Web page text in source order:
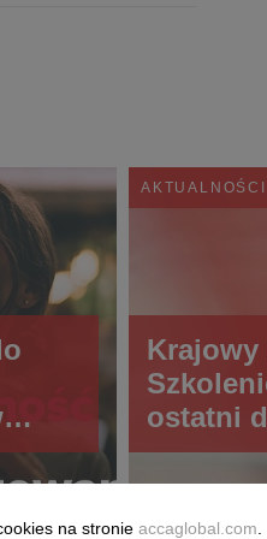
AKTUALNOŚCI
Krajowy
ostatni
na stronie accaglobal.com